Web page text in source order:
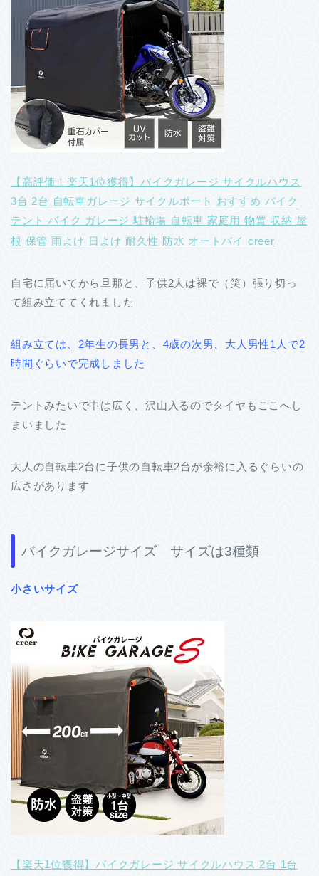
【高評価！楽天1位獲得】バイクガレージ サイクルハウス
3台 2台 自転車ガレージ サイクルポート おすすめ バイク
テント バイク ガレージ 駐輪場 自転車 家庭用 物置 収納 屋
根 保管 雨よけ 日よけ 耐久性 防水 オートバイ creer
自宅に届いてから旦那と、子供2人は裸で（笑）張り切っ
て組み立ててくれました
組み立ては、2年生の長男と、4歳の次男、大人男性1人で2
時間ぐらいで完成しました
テントみたいで中は広く、沢山入るのでタイヤもここへし
まいました
大人の自転車2台に子供の自転車2台が余裕に入るぐらいの
広さがあります
バイクガレージサイズ サイズは3種類
小さいサイズ
【楽天1位獲得】バイクガレージ サイクルハウス 2台 1台